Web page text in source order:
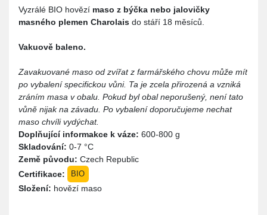
Vyzrálé BIO hovězí maso z býčka nebo jalovičky
masného plemen Charolais do stáří 18 měsíců.
Vakuově baleno.
Zavakuované maso od zvířat z farmářského chovu může mít
po vybalení specifickou vůni. Ta je zcela přirozená a vzniká
zráním masa v obalu. Pokud byl obal neporušený, není tato
vůně nijak na závadu. Po vybalení doporučujeme nechat
maso chvíli vydýchat.
Doplňující informakce k váze: 600-800 g
Skladování: 0-7 °C
Země původu: Czech Republic
Certifikace:
BIO
Složení: hovězí maso